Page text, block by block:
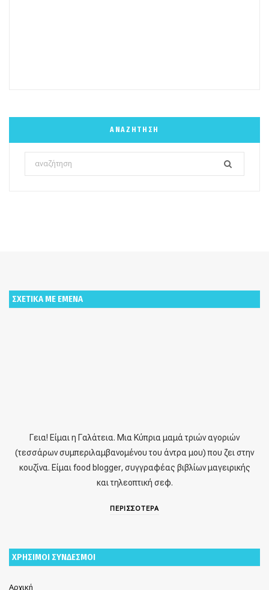
ΑΝΑΖΉΤΗΣΗ
Search
for:
ΣΧΕΤΙΚΑ ΜΕ ΕΜΕΝΑ
Γεια! Είμαι η Γαλάτεια. Μια Κύπρια μαμά τριών αγοριών
(τεσσάρων συμπεριλαμβανομένου του άντρα μου) που ζει στην
κουζίνα. Είμαι food blogger, συγγραφέας βιβλίων μαγειρικής
και τηλεοπτική σεφ.
ΠΕΡΙΣΣΟΤΕΡΑ
ΧΡΗΣΙΜΟΙ ΣΥΝΔΕΣΜΟΙ
Αρχική